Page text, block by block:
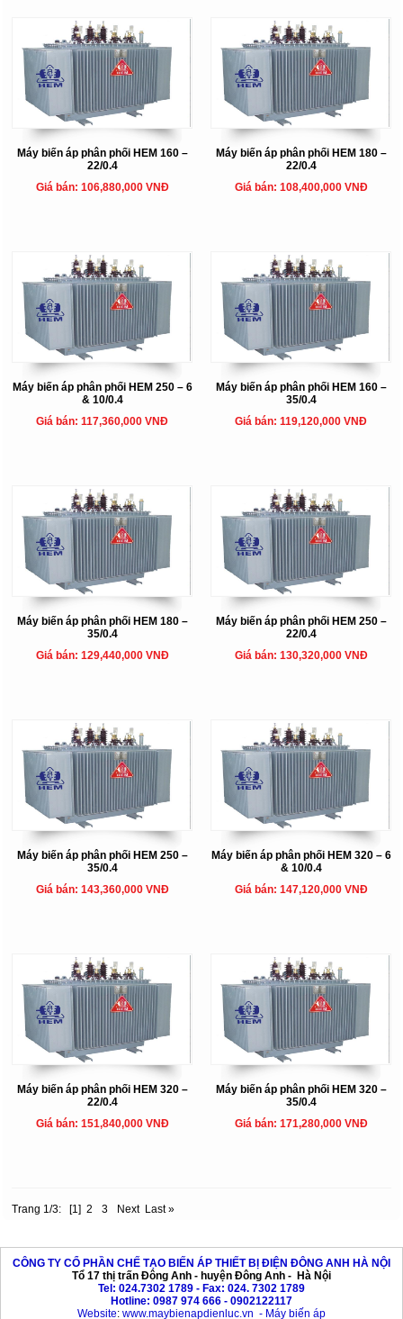
Máy biến áp phân phối HEM 160 –
22/0.4
Giá bán: 106,880,000 VNĐ
Máy biến áp phân phối HEM 180 –
22/0.4
Giá bán: 108,400,000 VNĐ
Máy biến áp phân phối HEM 250 – 6
& 10/0.4
Giá bán: 117,360,000 VNĐ
Máy biến áp phân phối HEM 160 –
35/0.4
Giá bán: 119,120,000 VNĐ
Máy biến áp phân phối HEM 180 –
35/0.4
Giá bán: 129,440,000 VNĐ
Máy biến áp phân phối HEM 250 –
22/0.4
Giá bán: 130,320,000 VNĐ
Máy biến áp phân phối HEM 250 –
35/0.4
Giá bán: 143,360,000 VNĐ
Máy biến áp phân phối HEM 320 – 6
& 10/0.4
Giá bán: 147,120,000 VNĐ
Máy biến áp phân phối HEM 320 –
22/0.4
Giá bán: 151,840,000 VNĐ
Máy biến áp phân phối HEM 320 –
35/0.4
Giá bán: 171,280,000 VNĐ
Trang 1/3: [1] 2 3 Next Last »
CÔNG TY CỔ PHẦN CHẾ TẠO BIẾN ÁP THIẾT BỊ ĐIỆN ĐÔNG ANH HÀ NỘI
Tổ 17 thị trấn Đông Anh - huyện Đông Anh - Hà Nội
Tel: 024.7302 1789 - Fax: 024. 7302 1789
Hotline: 0987 974 666 - 0902122117
Website: www.maybienapdienluc.vn - Máy biến áp